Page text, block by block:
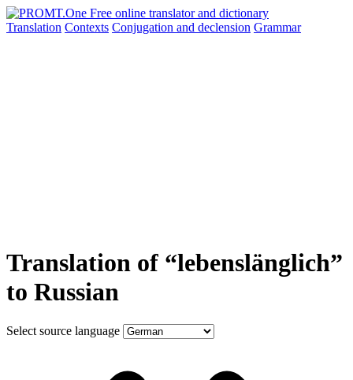
Translation Contexts Conjugation and declension Grammar
Translation of “lebenslänglich”
to Russian
Select source language